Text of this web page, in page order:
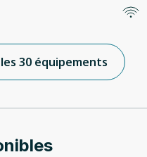
30 équipements